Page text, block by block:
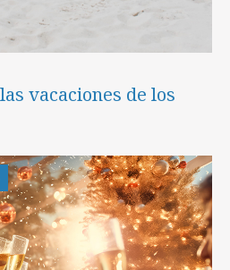
vacaciones de los